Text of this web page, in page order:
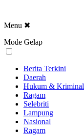
Menu ✖
Mode Gelap
Berita Terkini
Daerah
Hukum & Kriminal
Ragam
Selebriti
Lampung
Nasional
Ragam